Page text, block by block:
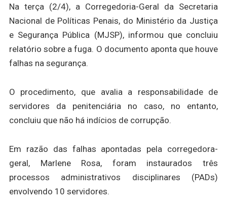
Na terça (2/4), a Corregedoria-Geral da Secretaria
Nacional de Políticas Penais, do Ministério da Justiça
e Segurança Pública (MJSP), informou que concluiu
relatório sobre a fuga. O documento aponta que houve
falhas na segurança.
O procedimento, que avalia a responsabilidade de
servidores da penitenciária no caso, no entanto,
concluiu que não há indícios de corrupção.
Em razão das falhas apontadas pela corregedora-
geral, Marlene Rosa, foram instaurados três
processos administrativos disciplinares (PADs)
envolvendo 10 servidores.